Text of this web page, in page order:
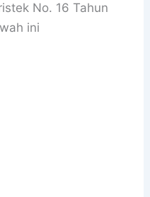
No. 16 Tahun
ini